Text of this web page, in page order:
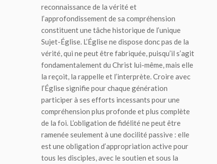
reconnaissance de la vérité et
l’approfondissement de sa compréhension
constituent une tâche historique de l’unique
Sujet-Église. L’Église ne dispose donc pas de la
vérité, qui ne peut être fabriquée, puisqu’il s’agit
fondamentalement du Christ lui-même, mais elle
la reçoit, la rappelle et l’interprète. Croire avec
l’Église signifie pour chaque génération
participer à ses efforts incessants pour une
compréhension plus profonde et plus complète
de la foi. L’obligation de fidélité ne peut être
ramenée seulement à une docilité passive : elle
est une obligation d’appropriation active pour
tous les disciples, avec le soutien et sous la